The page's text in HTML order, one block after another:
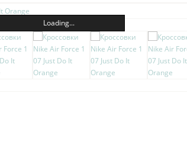
Loading...